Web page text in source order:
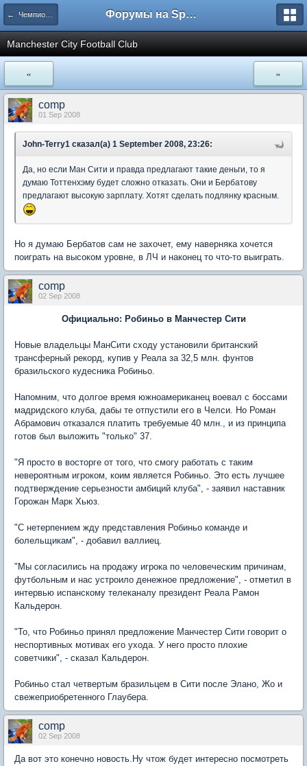
← Чемпионат Англии Форумы на Sportbox.ru
Manchester City Football Club
« »
comp
01 Sep 2008
John-Terry1 сказал(а) 1 September 2008, 23:26:
Да, но если Ман Сити и правда предлагают такие деньги, то я
думаю Тоттенхэму будет сложно отказать. Они и Бербатову
предлагают высокую зарплату. Хотят сделать подлянку красным.
Но я думаю Бербатов сам не захочет, ему наверняка хочется
поиграть на высоком уровне, в ЛЧ и наконец то что-то выиграть.
comp
02 Sep 2008
Официально: Робиньо в Манчестер Сити
Новые владельцы МанСити сходу установили британский
трансферный рекорд, купив у Реала за 32,5 млн. фунтов
бразильского кудесника Робиньо.
Напомним, что долгое время южноамериканец воевал с боссами
мадридского клуба, дабы те отпустили его в Челси. Но Роман
Абрамович отказался платить требуемые 40 млн., и из принципа
готов был выложить "только" 37.
"Я просто в восторге от того, что смогу работать с таким
невероятным игроком, коим является Робиньо. Это есть лучшее
подтверждение серьезности амбиций клуба", - заявил наставник
Горожан Марк Хьюз.
"С нетерпением жду представления Робиньо команде и
болельщикам", - добавил валлиец.
"Мы согласились на продажу игрока по человеческим причинам,
футбольным и нас устроило денежное предложение", - отметил в
интервью испанскому телеканалу президент Реала Рамон
Кальдерон.
"То, что Робиньо принял предложение Манчестер Сити говорит о
неспортивных мотивах его ухода. У него просто плохие
советчики", - сказал Кальдерон.
Робиньо стал четвертым бразильцем в Сити после Элано, Жо и
свежеприобретенного Глаубера.
comp
02 Sep 2008
Да вот это конечно новость.Ну чтож будет интересно посмотреть